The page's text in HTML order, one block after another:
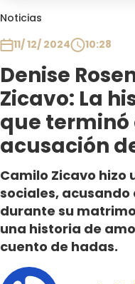
Noticias
11/ 12/ 2024
10:28
Denise
Zicavo: La
que terminó
acusación
Camilo Zicavo hizo
sociales,
durante su
una historia de
cuento de hadas.
Plan Perfecto
El Tiempo
Sabingo
Todos Los